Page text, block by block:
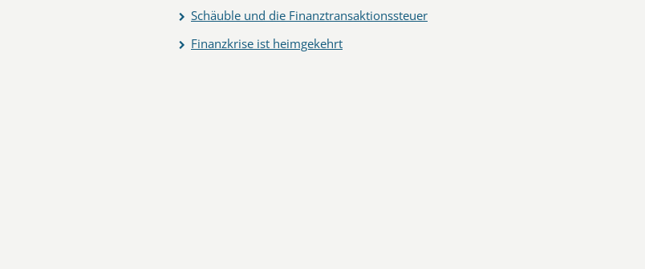
Schäuble und die Finanztransaktionssteuer
Finanzkrise ist heimgekehrt